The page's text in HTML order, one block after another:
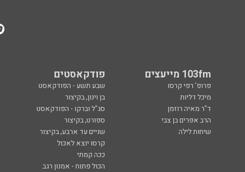
103fm מייעצים פודקאסטים
פרופ' רפי קרסו שבע תשע - הפודקאסט
מיכל דליות בן וינון, בקיצור
ד"ר מאיה רוזמן סג"ל וברקו - הפודקאסט
הרב אפרים בן צבי ספורט, בקיצור
שיחות לילה שניים עד ארבע, בקיצור
קרסו יוצא לאכול
ככה קמתי
הכול פתוח - אמנון רגב